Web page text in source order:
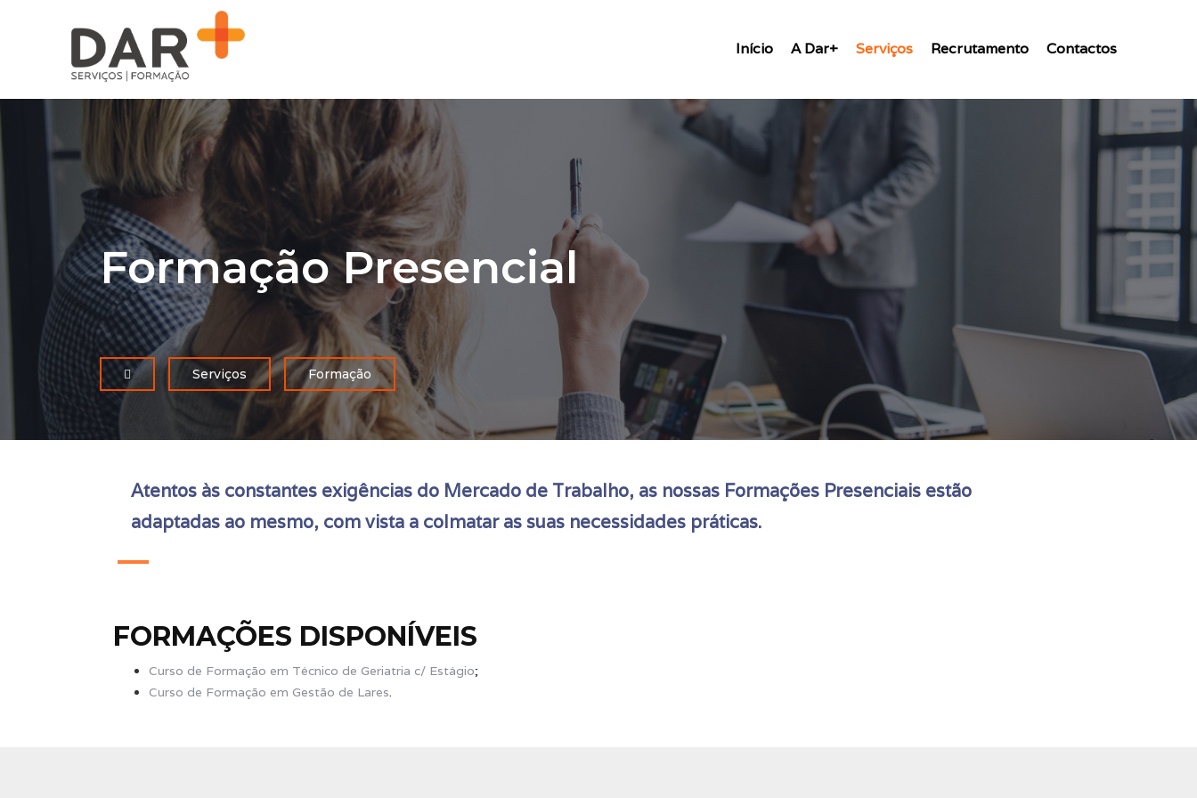
Início A Dar+ Serviços Recrutamento Contactos
Formação Presencial
Serviços Formação
Atentos às constantes exigências do Mercado de Trabalho, as nossas Formações Presenciais estão
adaptadas ao mesmo, com vista a colmatar as suas necessidades práticas.
FORMAÇÕES DISPONÍVEIS
Curso de Formação em Técnico de Geriatria c/ Estágio;
Curso de Formação em Gestão de Lares.